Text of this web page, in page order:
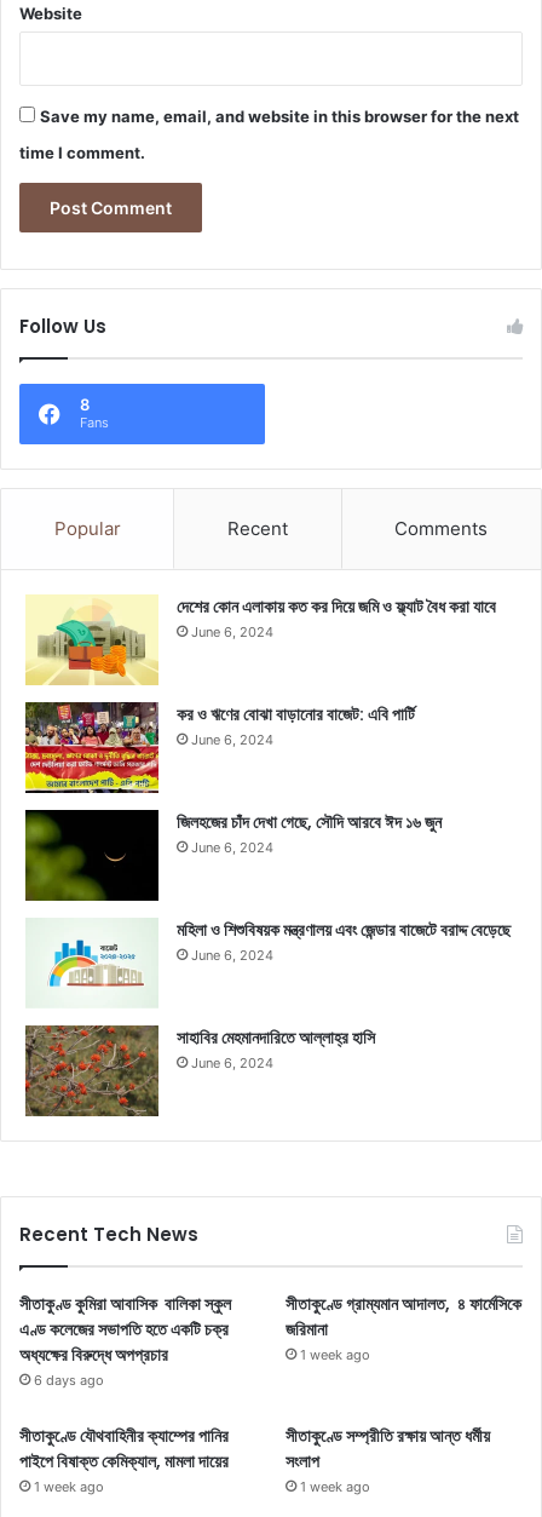
Website
Save my name, email, and website in this browser for the next
time I comment.
Follow Us
8
Fans
Popular Recent Comments
দেশের কোন এলাকায় কত কর দিয়ে জমি ও ফ্ল্যাট বৈধ করা যাবে
June 6, 2024
কর ও ঋণের বোঝা বাড়ানোর বাজেট: এবি পার্টি
June 6, 2024
জিলহজের চাঁদ দেখা গেছে, সৌদি আরবে ঈদ ১৬ জুন
June 6, 2024
মহিলা ও শিশুবিষয়ক মন্ত্রণালয় এবং জেন্ডার বাজেটে বরাদ্দ বেড়েছে
June 6, 2024
সাহাবির মেহমানদারিতে আল্লাহ্‌র হাসি
June 6, 2024
Recent Tech News
সীতাকুণ্ড কুমিরা আবাসিক বালিকা স্কুল
এণ্ড কলেজের সভাপতি হতে একটি চক্র
অধ্যক্ষের বিরুদ্ধে অপপ্রচার
6 days ago
সীতাকুণ্ডে গ্রাম্যমান আদালত, ৪ ফার্মেসিকে
জরিমানা
1 week ago
সীতাকুণ্ডে যৌথবাহিনীর ক্যাম্পের পানির
পাইপে বিষাক্ত কেমিক্যাল, মামলা দায়ের
1 week ago
সীতাকুণ্ডে সম্প্রীতি রক্ষায় আন্ত ধর্মীয়
সংলাপ
1 week ago